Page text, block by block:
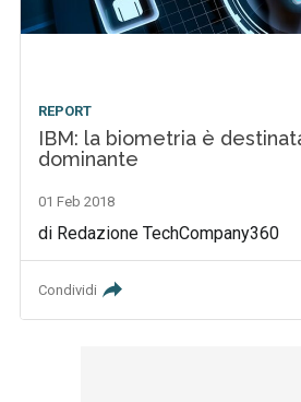
REPORT
IBM: la biometria è
dominante
01 Feb 2018
di Redazione TechCompany360
Condividi